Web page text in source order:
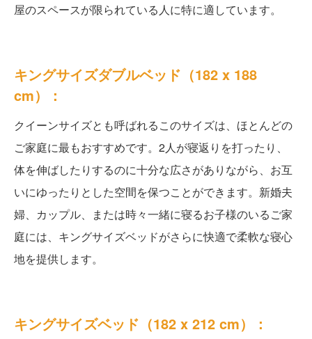
屋のスペースが限られている人に特に適しています。
キングサイズダブルベッド（182 x 188
cm）：
クイーンサイズとも呼ばれるこのサイズは、ほとんどの
ご家庭に最もおすすめです。2人が寝返りを打ったり、
体を伸ばしたりするのに十分な広さがありながら、お互
いにゆったりとした空間を保つことができます。新婚夫
婦、カップル、または時々一緒に寝るお子様のいるご家
庭には、キングサイズベッドがさらに快適で柔軟な寝心
地を提供します。
キングサイズベッド（182 x 212 cm）：